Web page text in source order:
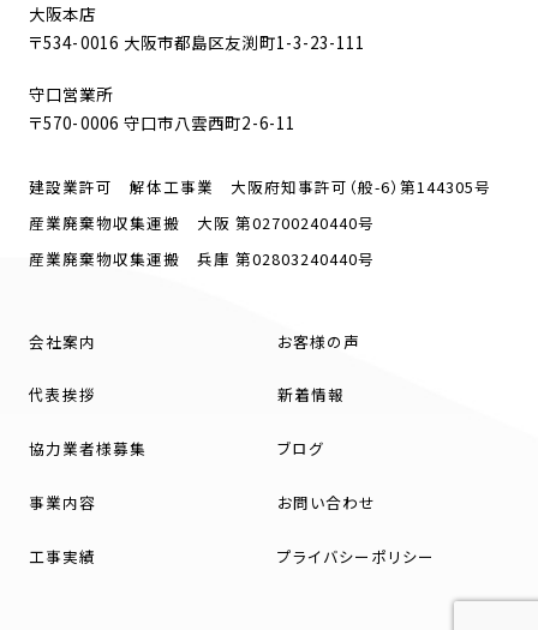
大阪本店
〒534-0016 大阪市都島区友渕町1-3-23-111
守口営業所
〒570-0006 守口市八雲西町2-6-11
建設業許可 解体工事業 大阪府知事許可（般-6）第144305号
産業廃棄物収集運搬 大阪 第02700240440号
産業廃棄物収集運搬 兵庫 第02803240440号
会社案内
代表挨拶
協力業者様募集
事業内容
工事実績
お客様の声
新着情報
ブログ
お問い合わせ
プライバシーポリシー